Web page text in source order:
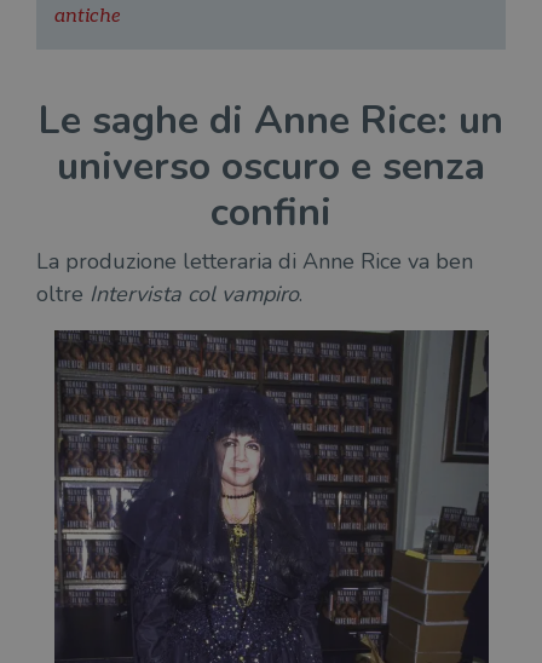
antiche
Le saghe di Anne Rice: un
universo oscuro e senza
confini
La produzione letteraria di Anne Rice va ben
oltre Intervista col vampiro.